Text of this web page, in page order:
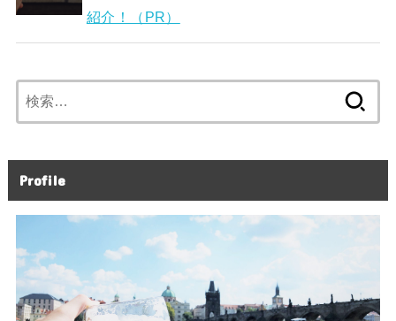
紹介！（PR）
索:
Profile